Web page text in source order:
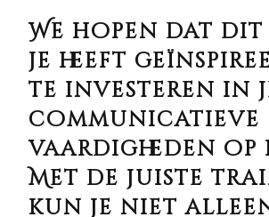
We hopen dat
je heeft
te investeren in
communicatieve
vaardigheden op
Met de juiste
kun je niet